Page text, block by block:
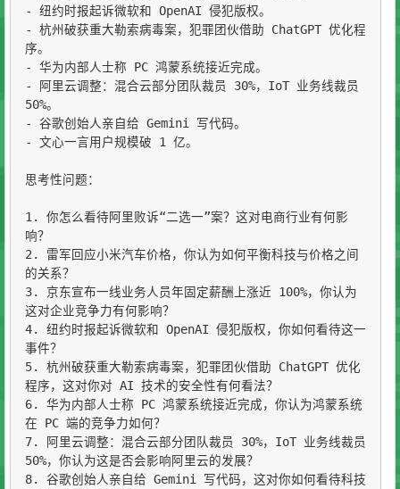
- 纽约时报起诉微软和 OpenAI 侵犯版权。
- 杭州破获重大勒索病毒案，犯罪团伙借助 ChatGPT 优化程
序。
- 华为内部人士称 PC 鸿蒙系统接近完成。
- 阿里云调整：混合云部分团队裁员 30%，IoT 业务线裁员
50%。
- 谷歌创始人亲自给 Gemini 写代码。
- 文心一言用户规模破 1 亿。
思考性问题：
1. 你怎么看待阿里败诉“二选一”案？这对电商行业有何影
响？
2. 雷军回应小米汽车价格，你认为如何平衡科技与价格之间
的关系？
3. 京东宣布一线业务人员年固定薪酬上涨近 100%，你认为
这对企业竞争力有何影响？
4. 纽约时报起诉微软和 OpenAI 侵犯版权，你如何看待这一
事件？
5. 杭州破获重大勒索病毒案，犯罪团伙借助 ChatGPT 优化
程序，这对你对 AI 技术的安全性有何看法？
6. 华为内部人士称 PC 鸿蒙系统接近完成，你认为鸿蒙系统
在 PC 端的竞争力如何？
7. 阿里云调整：混合云部分团队裁员 30%，IoT 业务线裁员
50%，你认为这是否会影响阿里云的发展？
8. 谷歌创始人亲自给 Gemini 写代码，这对你如何看待科技